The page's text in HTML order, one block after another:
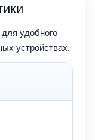
удобного
устройствах.